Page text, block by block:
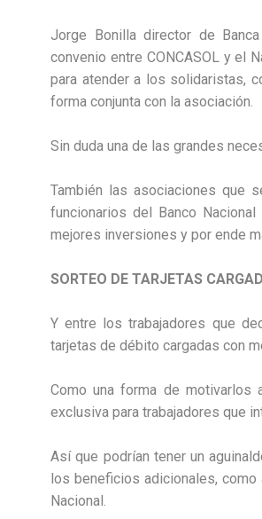
Jorge Bonilla director de
convenio entre CONCASOL y el
para atender a los solidaristas,
forma conjunta con la asociación.
Sin duda una de las grandes
También las asociaciones que
funcionarios del Banco
mejores inversiones y por ende
SORTEO DE TARJETAS
Y entre los trabajadores que
tarjetas de débito cargadas con
Como una forma de motivarlos
exclusiva para trabajadores que
Así que podrían tener un
los beneficios adicionales,
Nacional.